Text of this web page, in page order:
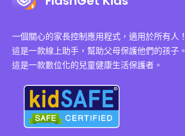
一個關心的家長控制應用程式，適用於所有人！
這是一款線上助手，幫助父母保護他們的孩子。
這是一款數位化的兒童健康生活保護者。